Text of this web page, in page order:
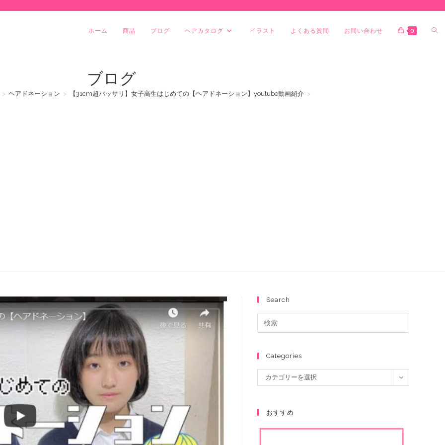
ホーム 商品 ブログ ヘアカタログ イラスト よくある質問 お問い合わせ 0
ブログ
> ヘアドネーション > 【31cm超バッサリ】女子高生はじめての【ヘアドネーション】youtube動画紹介 >
Search
Categories
カテゴリーを選択
おすすめ